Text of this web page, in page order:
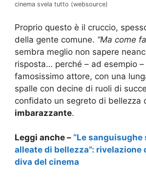
cinema svela tutto (websource)
Proprio questo è il cruccio,
della gente comune. “Ma come
sembra meglio non sapere
risposta… perché – ad esempio –
famosissimo attore, con una
spalle con decine di ruoli di
confidato un segreto di bellezza
imbarazzante.
Leggi anche – “Le sanguisughe
alleate di bellezza”: rivelazione
diva del cinema